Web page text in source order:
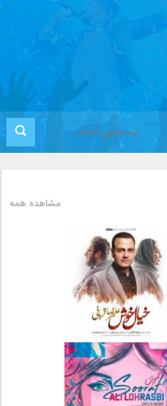
مشاهده همه
دانلود آهنگ جدید علیرضا
قربانی بنام خیال خوش